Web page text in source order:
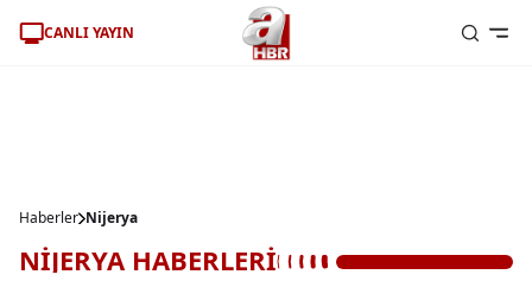
CANLI YAYIN
Haberler Nijerya
NİJERYA HABERLERİ